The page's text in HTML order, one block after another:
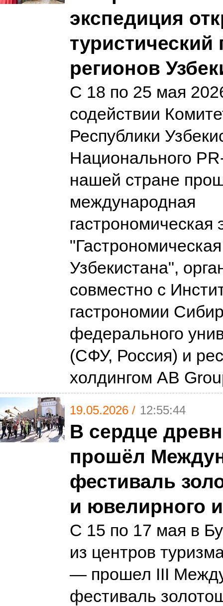
экспедиция
туристический
регионов
С 18 по 25 мая
содействии
Республики
Национального
нашей стране
международная
гастрономическая
Узбекистана",
совместно с
гастрономии
федерального
(СФУ, Россия) и
холдингом AB
19.05.2026 / 12:55:44
В сердце
прошёл
фестиваль
и ювелирного
С 15 по 17 мая в
из центров
— прошел III
фестиваль